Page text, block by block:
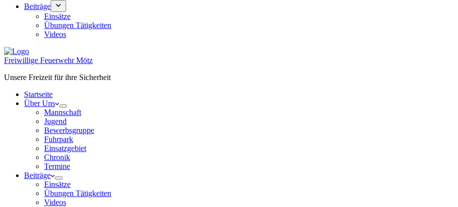
Beiträge
Einsätze
Übungen Tätigkeiten
Videos
Freiwillige Feuerwehr Mötz
Unsere Freizeit für ihre Sicherheit
Startseite
Über Uns
Mannschaft
Jugend
Bewerbsgruppe
Fuhrpark
Einsatzgebiet
Chronik
Termine
Beiträge
Einsätze
Übungen Tätigkeiten
Videos